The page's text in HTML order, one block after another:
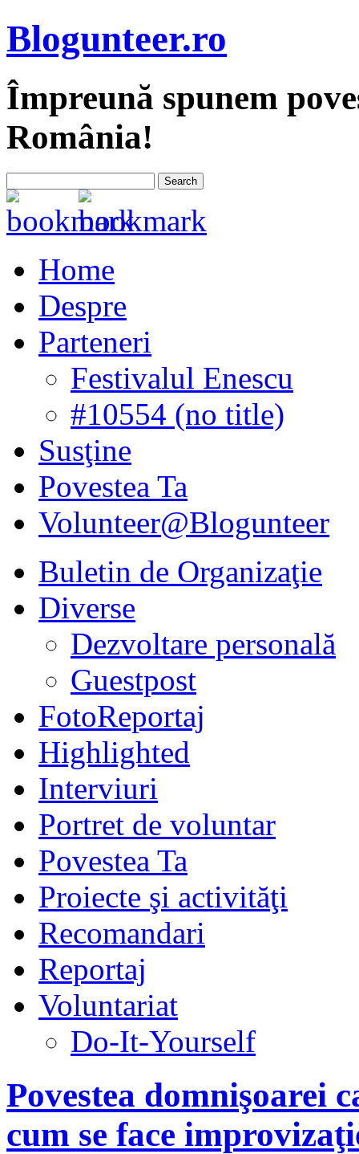
Blogunteer.ro
Împreună spunem
România!
Home
Despre
Parteneri
Festivalul Enescu
#10554 (no title)
Susţine
Povestea Ta
Volunteer@Blogunteer
Buletin de Organizaţie
Diverse
Dezvoltare personală
Guestpost
FotoReportaj
Highlighted
Interviuri
Portret de voluntar
Povestea Ta
Proiecte şi activităţi
Recomandari
Reportaj
Voluntariat
Do-It-Yourself
Povestea domnişoarei
cum se face